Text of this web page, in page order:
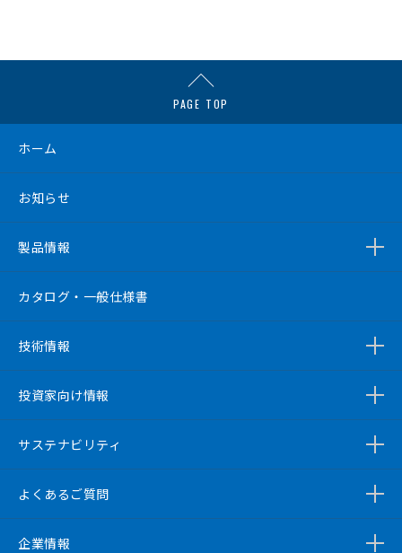
PAGE TOP
ホーム
お知らせ
製品情報
カタログ・一般仕様書
技術情報
投資家向け情報
サステナビリティ
よくあるご質問
企業情報